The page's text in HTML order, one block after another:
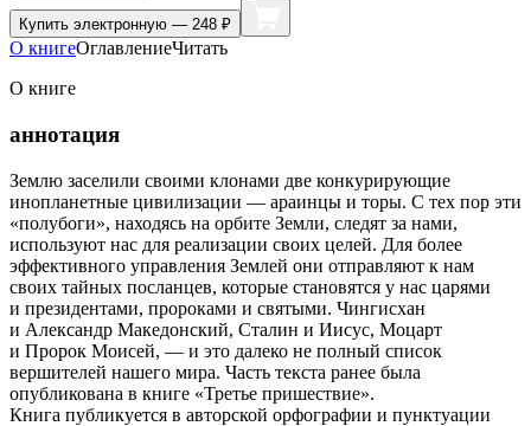
Купить электронную — 248 ₽
О книгеОглавлениеЧитать
О книге
аннотация
Землю заселили своими клонами две конкурирующие
инопланетные цивилизации — араинцы и торы. С тех пор эти
«полубоги», находясь на орбите Земли, следят за нами,
используют нас для реализации своих целей. Для более
эффективного управления Землей они отправляют к нам
своих тайных посланцев, которые становятся у нас царями
и президентами, пророками и святыми. Чингисхан
и Александр Македонский, Сталин и Иисус, Моцарт
и Пророк Моисей, — и это далеко не полный список
вершителей нашего мира. Часть текста ранее была
опубликована в книге «Третье пришествие».
Книга публикуется в авторской орфографии и пунктуации